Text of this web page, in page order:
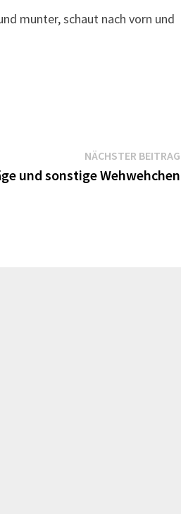
munter, schaut nach vorn und
NÄCHSTER BEITRAG
und sonstige Wehwehchen